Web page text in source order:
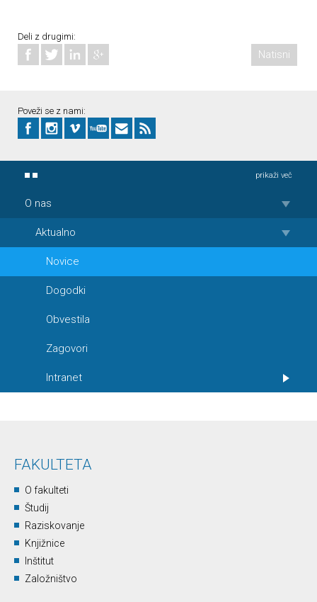
Deli z drugimi:
Natisni
Poveži se z nami:
prikaži več
O nas
Aktualno
Novice
Dogodki
Obvestila
Zagovori
Intranet
FAKULTETA
O fakulteti
Študij
Raziskovanje
Knjižnice
Inštitut
Založništvo